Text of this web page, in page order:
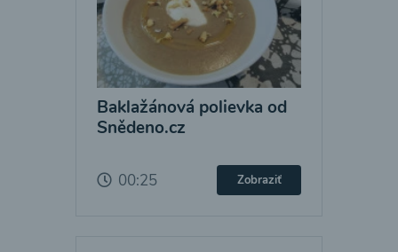
Baklažánová polievka od
Snědeno.cz
00:25 Zobraziť